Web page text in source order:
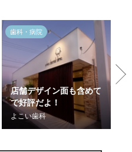
歯科・病院
店舗デザイン面も含めて
で好評だよ！
よこい歯科